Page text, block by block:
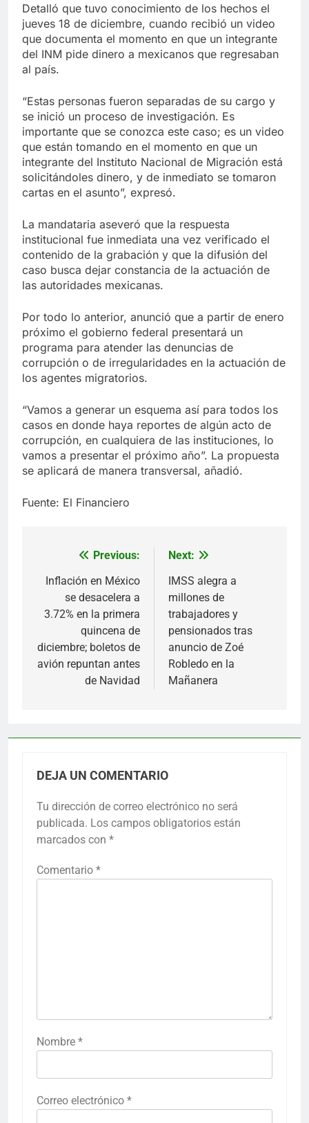
Detalló que tuvo conocimiento de los hechos el
jueves 18 de diciembre, cuando recibió un video
que documenta el momento en que un integrante
del INM pide dinero a mexicanos que regresaban
al país.
“Estas personas fueron separadas de su cargo y
se inició un proceso de investigación. Es
importante que se conozca este caso; es un video
que están tomando en el momento en que un
integrante del Instituto Nacional de Migración está
solicitándoles dinero, y de inmediato se tomaron
cartas en el asunto”, expresó.
La mandataria aseveró que la respuesta
institucional fue inmediata una vez verificado el
contenido de la grabación y que la difusión del
caso busca dejar constancia de la actuación de
las autoridades mexicanas.
Por todo lo anterior, anunció que a partir de enero
próximo el gobierno federal presentará un
programa para atender las denuncias de
corrupción o de irregularidades en la actuación de
los agentes migratorios.
“Vamos a generar un esquema así para todos los
casos en donde haya reportes de algún acto de
corrupción, en cualquiera de las instituciones, lo
vamos a presentar el próximo año”. La propuesta
se aplicará de manera transversal, añadió.
Fuente: El Financiero
Navegación
de
entradas
Previous:
Inflación en México
se desacelera a
3.72% en la primera
quincena de
diciembre; boletos de
avión repuntan antes
de Navidad
Next:
IMSS alegra a
millones de
trabajadores y
pensionados tras
anuncio de Zoé
Robledo en la
Mañanera
DEJA UN COMENTARIO
Tu dirección de correo electrónico no será
publicada. Los campos obligatorios están
marcados con *
Comentario *
Nombre *
Correo electrónico *